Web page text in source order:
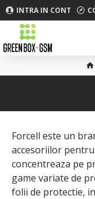
INTRA IN CONT
Forcell este un
accesoriilor
concentreaza pe
game variate de
folii de protectie,